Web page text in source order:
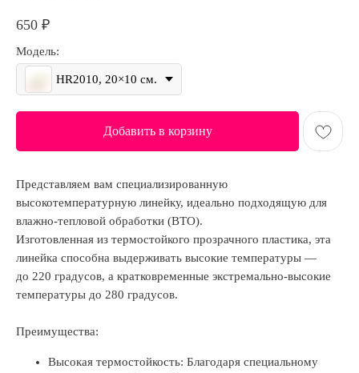
650 ₽
Модель:
HR2010, 20×10 см.
Добавить в корзину
Представляем вам специализированную
высокотемпературную линейку, идеально подходящую для
влажно-тепловой обработки (ВТО).
Изготовленная из термостойкого прозрачного пластика, эта
линейка способна выдерживать высокие температуры —
до 220 градусов, а кратковременные экстремально-высокие
температуры до 280 градусов.
Преимущества:
Высокая термостойкость: Благодаря специальному